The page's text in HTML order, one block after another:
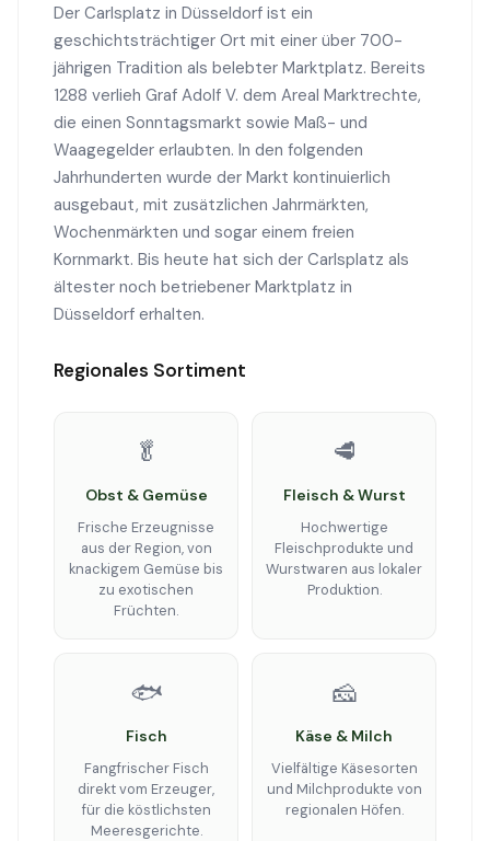
Der Carlsplatz in Düsseldorf ist ein
geschichtsträchtiger Ort mit einer über 700-
jährigen Tradition als belebter Marktplatz. Bereits
1288 verlieh Graf Adolf V. dem Areal Marktrechte,
die einen Sonntagsmarkt sowie Maß- und
Waagegelder erlaubten. In den folgenden
Jahrhunderten wurde der Markt kontinuierlich
ausgebaut, mit zusätzlichen Jahrmärkten,
Wochenmärkten und sogar einem freien
Kornmarkt. Bis heute hat sich der Carlsplatz als
ältester noch betriebener Marktplatz in
Düsseldorf erhalten.
Regionales Sortiment
🥬
Obst & Gemüse
Frische Erzeugnisse
aus der Region, von
knackigem Gemüse bis
zu exotischen
Früchten.
🥩
Fleisch & Wurst
Hochwertige
Fleischprodukte und
Wurstwaren aus lokaler
Produktion.
🐟
Fisch
Fangfrischer Fisch
direkt vom Erzeuger,
für die köstlichsten
Meeresgerichte.
🧀
Käse & Milch
Vielfältige Käsesorten
und Milchprodukte von
regionalen Höfen.